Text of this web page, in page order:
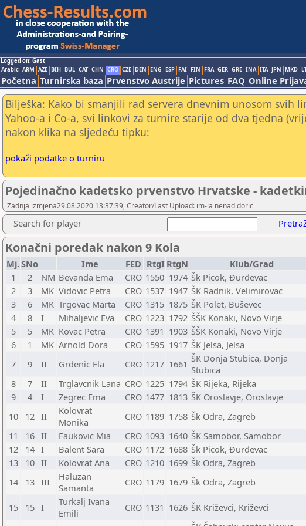
Logged on: Gast
Arabic ARM AZE BIH BUL CAT CHN CRO CZE DEN ENG ESP FAI FIN FRA GER GRE INA ITA JPN MKD
Početna Turnirska baza Prvenstvo Austrije Pictures FAQ Online
Bilješka: Kako bi smanjili rad servera dnevnim unosom svih
Yahoo-a i Co-a, svi linkovi za turnire starije od dva tjedna
nakon klika na sljedeću tipku:
pokaži podatke o turniru
Pojedinačno kadetsko prvenstvo Hrvatske -
Zadnja izmjena29.08.2020 13:37:39, Creator/Last Upload: im-ia nenad doric
Search for player
Konačni poredak nakon 9 Kola
Mj.SNo Ime FED RtgI RtgN Klub/Grad
1
2 NM Bevanda Ema CRO 1550 1974 Šk Picok, Đurđevac
2
3 MK Vidovic Petra CRO 1537 1947 ŠK Radnik, Velimirovac
3
6 MK Trgovac Marta CRO 1315 1875 ŠK Polet, Buševec
4
8 I Mihaljevic Eva CRO 1223 1792 ŠŠK Konaki, Novo Virje
5
5 MK Kovac Petra CRO 1391 1903 ŠŠK Konaki, Novo Virje
6
1 MK Arnold Dora CRO 1595 1917 ŠK Jelsa, Jelsa
7
9 II Grdenic Ela CRO 1217 1661 ŠK Donja Stubica, Donja
Stubica
8
7 II Trglavcnik Lana CRO 1225 1794 ŠK Rijeka, Rijeka
9
4 I Zegrec Ema CRO 1477 1813 ŠK Oroslavje, Oroslavje
10
12 II
Kolovrat
Monika
CRO 1189 1758 Šk Odra, Zagreb
11
16 II Faukovic Mia CRO 1093 1640 ŠK Samobor, Samobor
12
14 I Balent Sara CRO 1172 1688 Šk Picok, Đurđevac
13
10 II Kolovrat Ana CRO 1210 1699 Šk Odra, Zagreb
14
13 III
Haluzan
Samanta
CRO 1179 1679 Šk Odra, Zagreb
15 15 I
Turkalj Ivana
Emili
CRO 1131 1626 ŠK Križevci, Križevci